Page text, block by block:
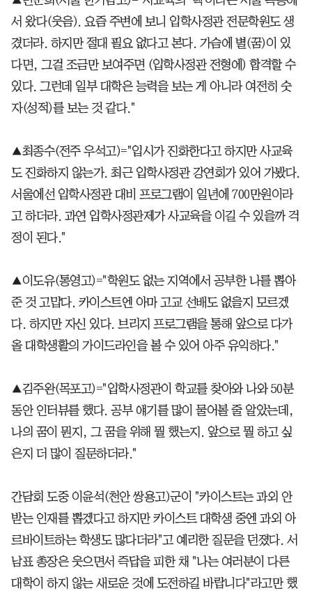
서 왔다(웃음). 요즘 주변에 보니 입학사정관 전문학원도 생
겼더라. 하지만 절대 필요 없다고 본다. 가슴에 별(꿈)이 있
다면, 그걸 조금만 보여주면 (입학사정관 전형에) 합격할 수
있다. 그런데 일부 대학은 능력을 보는 게 아니라 여전히 숫
자(성적)를 보는 것 같다."
▲최종수(전주 우석고)="입시가 진화한다고 하지만 사교육
도 진화하지 않는가. 최근 입학사정관 강연회가 있어 가봤다.
서울에선 입학사정관 대비 프로그램이 일년에 700만원이라
고 하더라. 과연 입학사정관제가 사교육을 이길 수 있을까 걱
정이 된다."
▲이도유(통영고)="학원도 없는 지역에서 공부한 나를 뽑아
준 것 고맙다. 카이스트엔 아마 고교 선배도 없을지 모르겠
다. 하지만 자신 있다. 브리지 프로그램을 통해 앞으로 다가
올 대학생활의 가이드라인을 볼 수 있어 아주 유익하다."
▲김주완(목포고)="입학사정관이 학교를 찾아와 나와 50분
동안 인터뷰를 했다. 공부 얘기를 많이 물어볼 줄 알았는데,
나의 꿈이 뭔지, 그 꿈을 위해 뭘 했는지. 앞으로 뭘 하고 싶
은지 더 많이 질문하더라."
간담회 도중 이윤석(천안 쌍용고)군이 "카이스트는 과외 안
받는 인재를 뽑겠다고 하지만 카이스트 대학생 중엔 과외 아
르바이트하는 학생도 많다더라"고 예리한 질문을 던졌다. 서
남표 총장은 웃으면서 즉답을 피한 채 "나는 여러분이 다른
대학이 하지 않는 새로운 것에 도전하길 바랍니다"라고만 했